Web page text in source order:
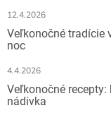
12.4.2026
Veľkonočné tradície
noc
4.4.2026
Veľkonočné
nádivka